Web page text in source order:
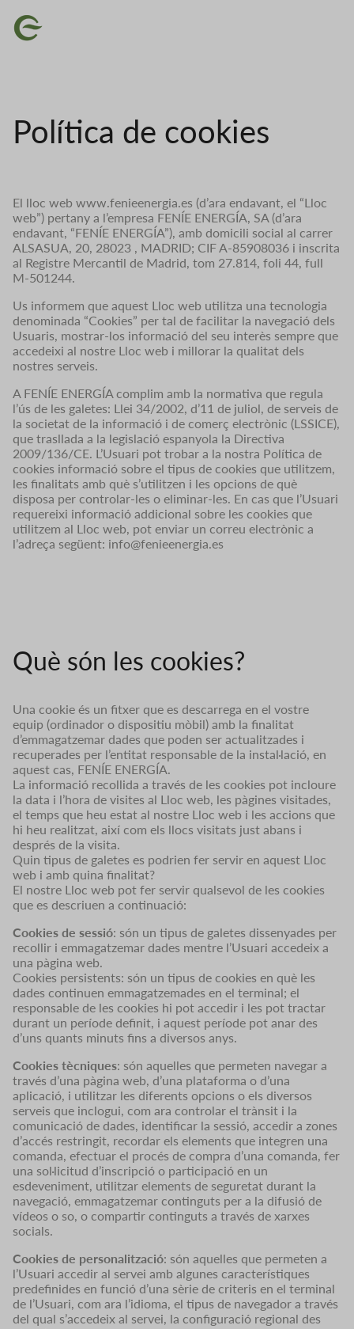
Imatge
Política de cookies
El lloc web www.fenieenergia.es (d’ara endavant, el “Lloc
web”) pertany a l’empresa FENÍE ENERGÍA, SA (d’ara
endavant, “FENÍE ENERGÍA”), amb domicili social al carrer
ALSASUA, 20, 28023 , MADRID; CIF A-85908036 i inscrita
al Registre Mercantil de Madrid, tom 27.814, foli 44, full
M-501244.
Us informem que aquest Lloc web utilitza una tecnologia
denominada “Cookies” per tal de facilitar la navegació dels
Usuaris, mostrar-los informació del seu interès sempre que
accedeixi al nostre Lloc web i millorar la qualitat dels
nostres serveis.
A FENÍE ENERGÍA complim amb la normativa que regula
l’ús de les galetes: Llei 34/2002, d’11 de juliol, de serveis de
la societat de la informació i de comerç electrònic (LSSICE),
que trasllada a la legislació espanyola la Directiva
2009/136/CE. L’Usuari pot trobar a la nostra Política de
cookies informació sobre el tipus de cookies que utilitzem,
les finalitats amb què s’utilitzen i les opcions de què
disposa per controlar-les o eliminar-les. En cas que l’Usuari
requereixi informació addicional sobre les cookies que
utilitzem al Lloc web, pot enviar un correu electrònic a
l’adreça següent: info@fenieenergia.es
Què són les cookies?
Una cookie és un fitxer que es descarrega en el vostre
equip (ordinador o dispositiu mòbil) amb la finalitat
d’emmagatzemar dades que poden ser actualitzades i
recuperades per l’entitat responsable de la instal·lació, en
aquest cas, FENÍE ENERGÍA.
La informació recollida a través de les cookies pot incloure
la data i l’hora de visites al Lloc web, les pàgines visitades,
el temps que heu estat al nostre Lloc web i les accions que
hi heu realitzat, així com els llocs visitats just abans i
després de la visita.
Quin tipus de galetes es podrien fer servir en aquest Lloc
web i amb quina finalitat?
El nostre Lloc web pot fer servir qualsevol de les cookies
que es descriuen a continuació:
Cookies de sessió: són un tipus de galetes dissenyades per
recollir i emmagatzemar dades mentre l’Usuari accedeix a
una pàgina web.
Cookies persistents: són un tipus de cookies en què les
dades continuen emmagatzemades en el terminal; el
responsable de les cookies hi pot accedir i les pot tractar
durant un període definit, i aquest període pot anar des
d’uns quants minuts fins a diversos anys.
Cookies tècniques: són aquelles que permeten navegar a
través d’una pàgina web, d’una plataforma o d’una
aplicació, i utilitzar les diferents opcions o els diversos
serveis que inclogui, com ara controlar el trànsit i la
comunicació de dades, identificar la sessió, accedir a zones
d’accés restringit, recordar els elements que integren una
comanda, efectuar el procés de compra d’una comanda, fer
una sol·licitud d’inscripció o participació en un
esdeveniment, utilitzar elements de seguretat durant la
navegació, emmagatzemar continguts per a la difusió de
vídeos o so, o compartir continguts a través de xarxes
socials.
Cookies de personalització: són aquelles que permeten a
l’Usuari accedir al servei amb algunes característiques
predefinides en funció d’una sèrie de criteris en el terminal
de l’Usuari, com ara l’idioma, el tipus de navegador a través
del qual s’accedeix al servei, la configuració regional des